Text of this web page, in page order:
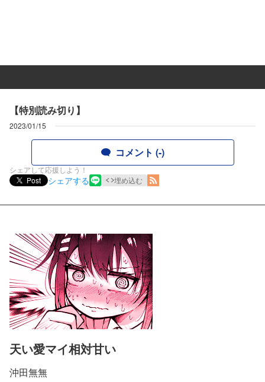
【特別読み切り】
2023/01/15
コメント (-)
シェアして応援しよう！
Post
シェアする 埋め込む
天い愛マイ相対甘い
沖田無無